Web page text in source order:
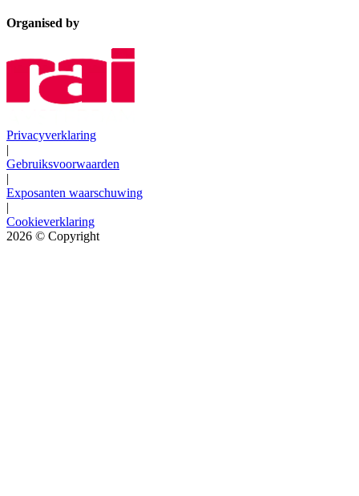
Organised by
Privacyverklaring
|
Gebruiksvoorwaarden
|
Exposanten waarschuwing
|
Cookieverklaring
2026 © Copyright